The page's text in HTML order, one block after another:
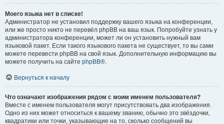
Моего языка нет в списке!
Администратор не установил поддержку вашего языка на конференции,
или же просто никто не перевёл phpBB на ваш язык. Попробуйте узнать у
администратора конференции, может ли он установить нужный вам
языковой пакет. Если такого языкового пакета не существует, то вы сами
можете перевести phpBB на свой язык. Дополнительную информацию вы
можете получить на сайте phpBB®.
Вернуться к началу
Что означают изображения рядом с моим именем пользователя?
Вместе с именем пользователя могут присутствовать два изображения.
Одно из них может относиться к вашему званию, обычно это звёздочки,
квадратики или точки, указывающие на то, сколько сообщений вы